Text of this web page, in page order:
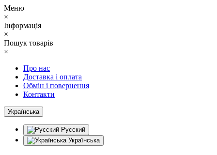
Меню
×
Інформація
×
Пошук товарів
×
Про нас
Доставка і оплата
Обмін і повернення
Контакти
Українська
Русский
Українська